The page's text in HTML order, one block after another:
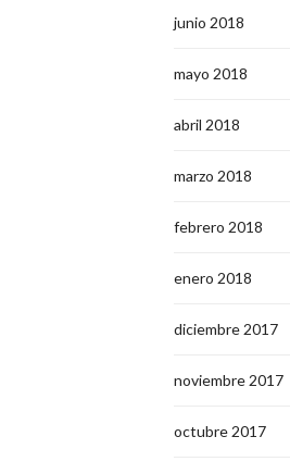
junio 2018
mayo 2018
abril 2018
marzo 2018
febrero 2018
enero 2018
diciembre 2017
noviembre 2017
octubre 2017